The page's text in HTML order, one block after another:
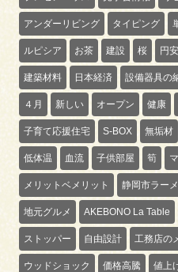
アンダーリビング タイピング
ルピシア お茶 建設 桜 円安
建築材料 日本経済 設備器具の
４月 新しい オープン 健康
子育て応援住宅 S-BOX 無垢材
低体温 血流 子供部屋 筍
メリットベメリット 静岡市ラー
地元グルメ AKEBONO La Table
ストッパー 自由設計 工務店の
ウッドショック 価格高騰 値上